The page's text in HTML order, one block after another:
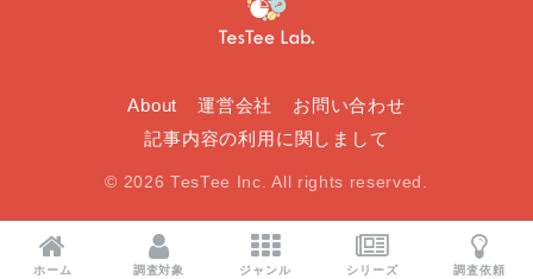
About 運営会社
お問い合わせ
記事内容の利用に関しまして
© 2026 TesTee Inc. All rights reserved.
ホーム 調査対象 ジャンル シリーズ 調査依頼